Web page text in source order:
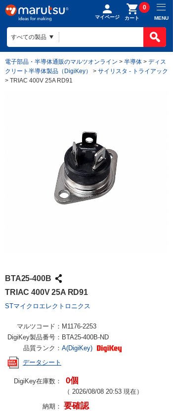
マイページ カート
0
MENU
電子部品・半導体通販のマルツオンライン > 半導体 > ディス
クリート半導体製品（DigiKey）
> サイリスタ - トライアック
> TRIAC 400V 25A RD91
BTA25-400B
TRIAC 400V 25A RD91
STマイクロエレクトロニクス
マルツコード： M1176-2253
DigiKey製品番号： BTA25-400B-ND
品質ランク： A(DigiKey)
データシート
DigiKey在庫数： 0個
（ 2026/08/08 20:53 現在）
納期： 要確認